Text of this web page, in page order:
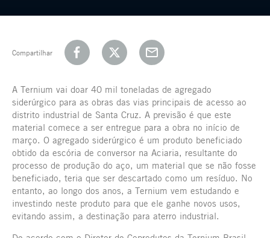
Compartilhar
A Ternium vai doar 40 mil toneladas de agregado
siderúrgico para as obras das vias principais de acesso ao
distrito industrial de Santa Cruz. A previsão é que este
material comece a ser entregue para a obra no início de
março. O agregado siderúrgico é um produto beneficiado
obtido da escória de conversor na Aciaria, resultante do
processo de produção do aço, um material que se não fosse
beneficiado, teria que ser descartado como um resíduo. No
entanto, ao longo dos anos, a Ternium vem estudando e
investindo neste produto para que ele ganhe novos usos,
evitando assim, a destinação para aterro industrial.